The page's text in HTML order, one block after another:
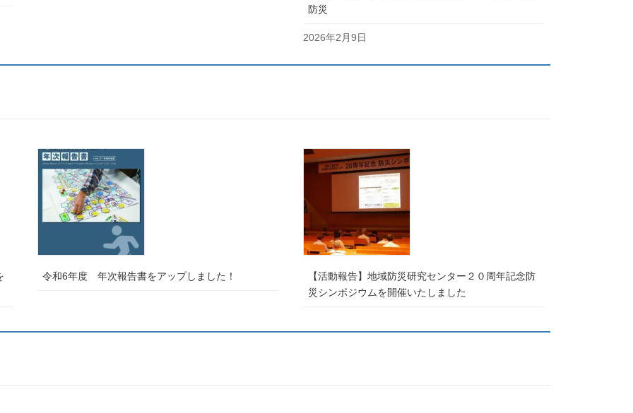
防災
2026年2月9日
令和6年度 年次報告書をアップしました！
【活動報告】地域防災研究センター２０周年記念防
災シンポジウムを開催いたしました